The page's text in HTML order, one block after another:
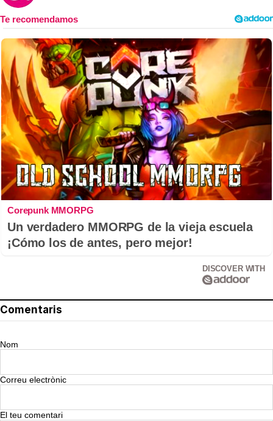
Corepunk MMORPG
Un verdadero MMORPG de la vieja escuela
¡Cómo los de antes, pero mejor!
DISCOVER WITH
Comentaris
Nom
Correu electrònic
El teu comentari